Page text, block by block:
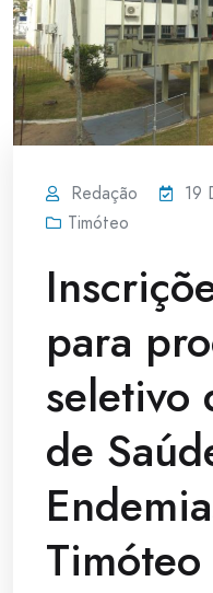
Redação
19
Timóteo
para
seletivo
de
Timóteo